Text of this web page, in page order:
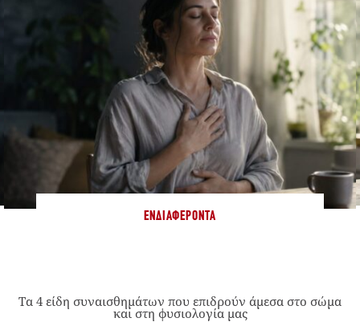
ΕΝΔΙΑΦΈΡΟΝΤΑ
Τα 4 είδη συναισθημάτων που επιδρούν άμεσα στο σώμα
και στη φυσιολογία μας